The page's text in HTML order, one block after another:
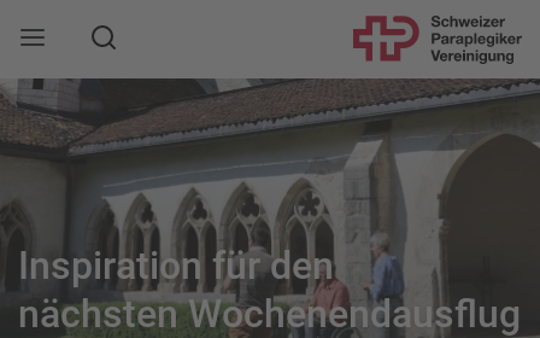
Mobile Navigation öffnen
Suche
Inspiration für den
nächsten Wochenendausflug